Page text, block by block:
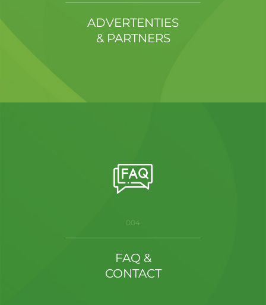
ADVERTENTIES
& PARTNERS
004
FAQ &
CONTACT